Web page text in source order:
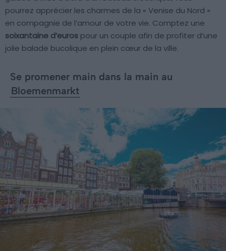
pourrez apprécier les charmes de la « Venise du Nord »
en compagnie de l’amour de votre vie. Comptez une
soixantaine d’euros pour un couple afin de profiter d’une
jolie balade bucolique en plein cœur de la ville.
Se promener main dans la main au
Bloemenmarkt